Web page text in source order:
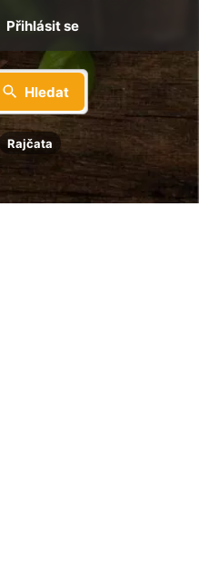
Hledat
Rajčata
Přihlásit se